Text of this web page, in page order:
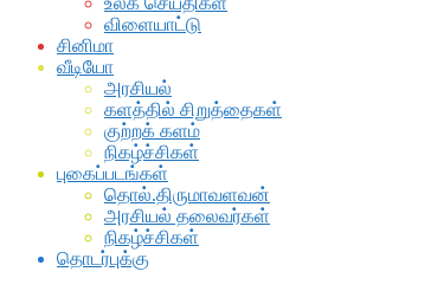
விளையாட்டு
சினிமா
வீடியோ
அரசியல்
களத்தில் சிறுத்தைகள்
குற்றக் களம்
நிகழ்ச்சிகள்
புகைப்படங்கள்
தொல்.திருமாவளவன்
அரசியல் தலைவர்கள்
நிகழ்ச்சிகள்
தொடர்புக்கு